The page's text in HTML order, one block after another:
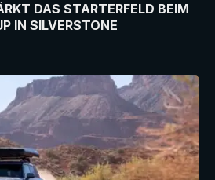
DAS STARTERFELD BEIM
IN SILVERSTONE